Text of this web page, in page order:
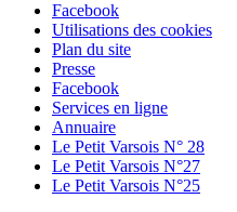
Facebook
Utilisations des cookies
Plan du site
Presse
Facebook
Services en ligne
Annuaire
Le Petit Varsois N° 28
Le Petit Varsois N°27
Le Petit Varsois N°25